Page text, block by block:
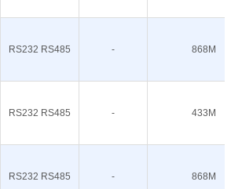
RS232 RS485 - 868M
RS232 RS485 - 433M
RS232 RS485 - 868M